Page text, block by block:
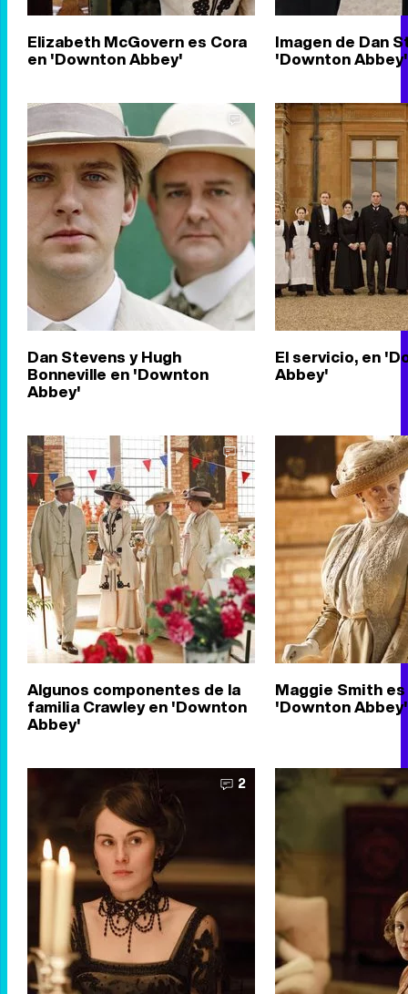
Elizabeth McGovern es Cora
en 'Downton Abbey'
Imagen de Dan
'Downton Abbey'
Dan Stevens y Hugh
Bonneville en 'Downton
Abbey'
El servicio, en
Abbey'
1
Algunos componentes de la
familia Crawley en 'Downton
Abbey'
Maggie Smith
'Downton Abbey'
2